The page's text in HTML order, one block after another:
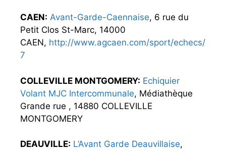
CAEN: Avant-Garde-Caennaise, 6 rue du
Petit Clos St-Marc, 14000
CAEN, http://www.agcaen.com/sport/echecs/
7
COLLEVILLE MONTGOMERY: Echiquier
Volant MJC Intercommunale, Médiathèque
Grande rue , 14880 COLLEVILLE
MONTGOMERY
DEAUVILLE: L’Avant Garde Deauvillaise,